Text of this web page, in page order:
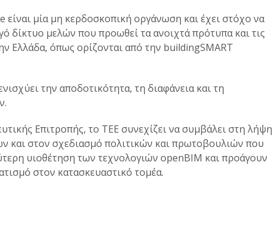
είναι μία μη κερδοσκοπική οργάνωση και έχει στόχο να
δίκτυο μελών που προωθεί τα ανοιχτά πρότυπα και τις
Ελλάδα, όπως ορίζονται από την buildingSMART
την αποδοτικότητα, τη διαφάνεια και τη
Επιτροπής, το ΤΕΕ συνεχίζει να συμβάλει στη λήψη
και στον σχεδιασμό πολιτικών και πρωτοβουλιών που
υιοθέτηση των τεχνολογιών openBIM και προάγουν
στον κατασκευαστικό τομέα.